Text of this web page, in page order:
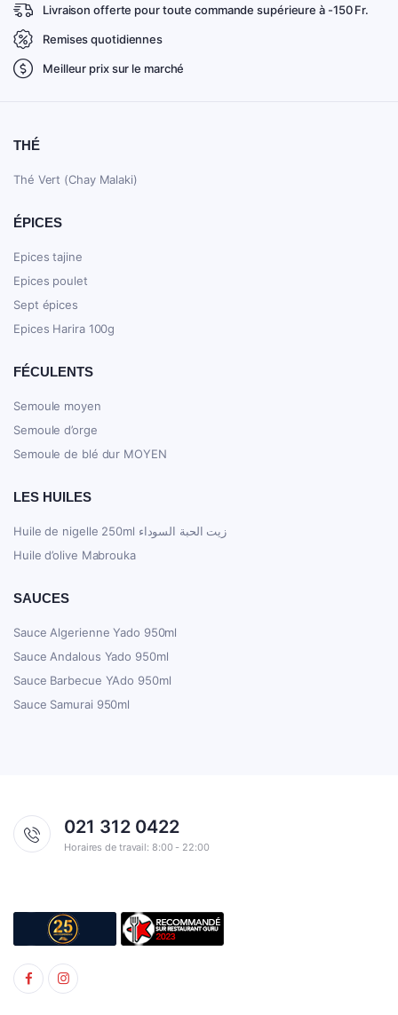
Livraison offerte pour toute commande supérieure à -150 Fr.
Remises quotidiennes
Meilleur prix sur le marché
THÉ
Thé Vert (Chay Malaki)
ÉPICES
Epices tajine
Epices poulet
Sept épices
Epices Harira 100g
FÉCULENTS
Semoule moyen
Semoule d’orge
Semoule de blé dur MOYEN
LES HUILES
Huile de nigelle 250ml زيت الحبة السوداء
Huile d’olive Mabrouka
SAUCES
Sauce Algerienne Yado 950ml
Sauce Andalous Yado 950ml
Sauce Barbecue YAdo 950ml
Sauce Samurai 950ml
021 312 0422
Horaires de travail: 8:00 - 22:00